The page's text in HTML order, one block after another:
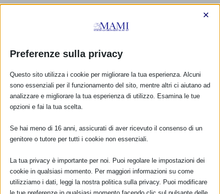
CALENDARIO EVENTI
Preferenze sulla privacy
×
Questo sito utilizza i cookie per migliorare la tua esperienza. Alcuni
sono essenziali per il funzionamento del sito, mentre altri ci aiutano ad
analizzare e migliorare la tua esperienza di utilizzo. Esamina le tue
opzioni e fai la tua scelta.
Se hai meno di 16 anni, assicurati di aver ricevuto il consenso di un
genitore o tutore per tutti i cookie non essenziali.
La tua privacy è importante per noi. Puoi regolare le impostazioni dei
cookie in qualsiasi momento. Per maggiori informazioni su come
utilizziamo i dati, leggi la nostra politica sulla privacy. Puoi modificare
le tue preferenze in qualsiasi momento facendo clic sul pulsante delle